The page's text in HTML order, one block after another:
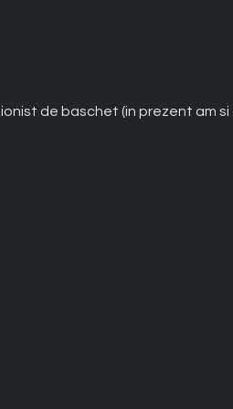
de baschet (in prezent am